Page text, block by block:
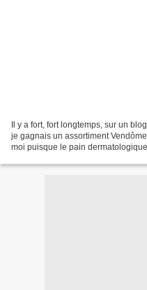
Il y a fort, fort longtemps, sur un
je gagnais un assortiment
moi puisque le pain